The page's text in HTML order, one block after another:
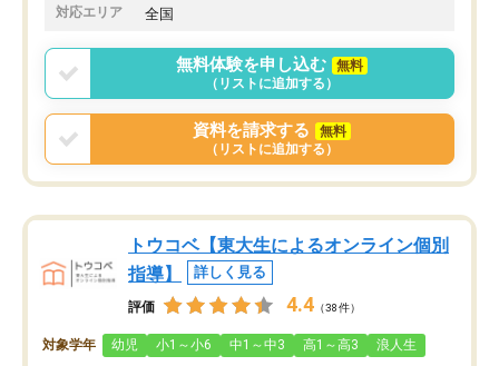
対応エリア 全国
無料体験を申し込む
無料
（リストに追加する）
資料を請求する
無料
（リストに追加する）
トウコベ【東大生によるオンライン個別
指導】
詳しく見る
評価 4.4 （38件）
対象学年 幼児 小1～小6 中1～中3 高1～高3 浪人生